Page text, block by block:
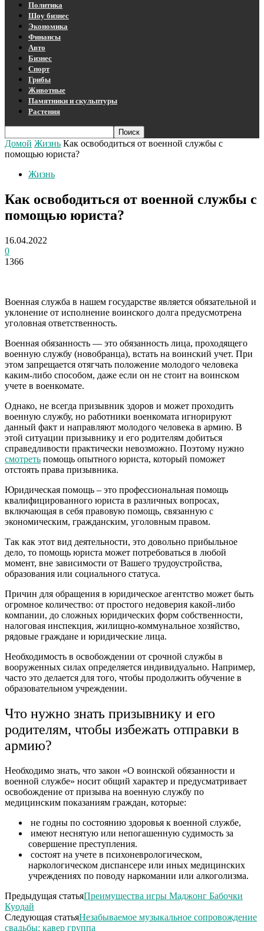
Политика
Шоу бизнес
Экономика
Финансы
Авто
Бизнес
Спорт
Грибы
Животные
Памятники и скульптуры
Растения
Домой Жизнь Как освободиться от военной службы с
помощью юриста?
Жизнь
Как освободиться от военной службы с
помощью юриста?
16.04.2022
0
1366
Военная служба в нашем государстве является обязательной и
уклонение от исполнение воинского долга предусмотрена
уголовная ответственность.
Военная обязанность — это обязанность лица, проходящего
военную службу (новобранца), встать на воинский учет. При
этом запрещается отягчать положение молодого человека
каким-либо способом, даже если он не стоит на воинском
учете в военкомате.
Однако, не всегда призывник здоров и может проходить
военную службу, но работники военкомата игнорируют
данный факт и направляют молодого человека в армию. В
этой ситуации призывнику и его родителям добиться
справедливости практически невозможно. Поэтому нужно
смотреть помощь опытного юриста, который поможет
отстоять права призывника.
Юридическая помощь – это профессиональная помощь
квалифицированного юриста в различных вопросах,
включающая в себя правовую помощь, связанную с
экономическим, гражданским, уголовным правом.
Так как этот вид деятельности, это довольно прибыльное
дело, то помощь юриста может потребоваться в любой
момент, вне зависимости от Вашего трудоустройства,
образования или социального статуса.
Причин для обращения в юридическое агентство может быть
огромное количество: от простого недоверия какой-либо
компании, до сложных юридических форм собственности,
налоговая инспекция, жилищно-коммунальное хозяйство,
рядовые граждане и юридические лица.
Необходимость в освобождении от срочной службы в
вооруженных силах определяется индивидуально. Например,
часто это делается для того, чтобы продолжить обучение в
образовательном учреждении.
Что нужно знать призывнику и его
родителям, чтобы избежать отправки в
армию?
Необходимо знать, что закон «О воинской обязанности и
военной службе» носит общий характер и предусматривает
освобождение от призыва на военную службу по
медицинским показаниям граждан, которые:
не годны по состоянию здоровья к военной службе,
имеют неснятую или непогашенную судимость за
совершение преступления.
состоят на учете в психоневрологическом,
наркологическом диспансере или иных медицинских
учреждениях по поводу наркомании или алкоголизма.
Предыдущая статьяПреимущества игры Маджонг Бабочки
Куодай
Следующая статьяНезабываемое музыкальное сопровождение
свадьбы: кавер группа